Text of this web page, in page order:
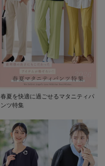
春夏を快適に過ごせるマタニティパ
ンツ特集